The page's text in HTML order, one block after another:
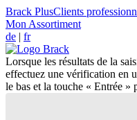
Brack PlusClients
Mon Assortiment
de | fr
Lorsque les résultats de la
effectuez une vérification en
le bas et la touche « Entrée »